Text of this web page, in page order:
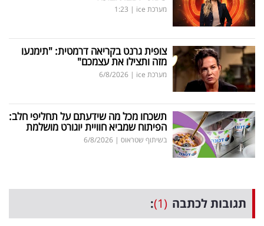
מערכת ice |
1:23
צופית גרנט בקריאה דרמטית: "תימנעו
מזה ותצילו את עצמכם"
מערכת ice |
6/8/2026
תשכחו מכל מה שידעתם על תחליפי חלב:
הפיתוח שמביא חוויית יוגורט מושלמת
בשיתוף שטראוס |
6/8/2026
תגובות לכתבה (1)
: